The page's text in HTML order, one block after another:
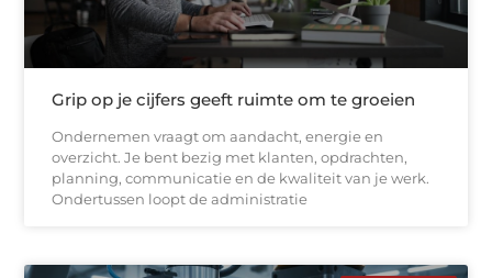
Grip op je cijfers geeft ruimte om te groeien
Ondernemen vraagt om aandacht, energie en
overzicht. Je bent bezig met klanten, opdrachten,
planning, communicatie en de kwaliteit van je werk.
Ondertussen loopt de administratie